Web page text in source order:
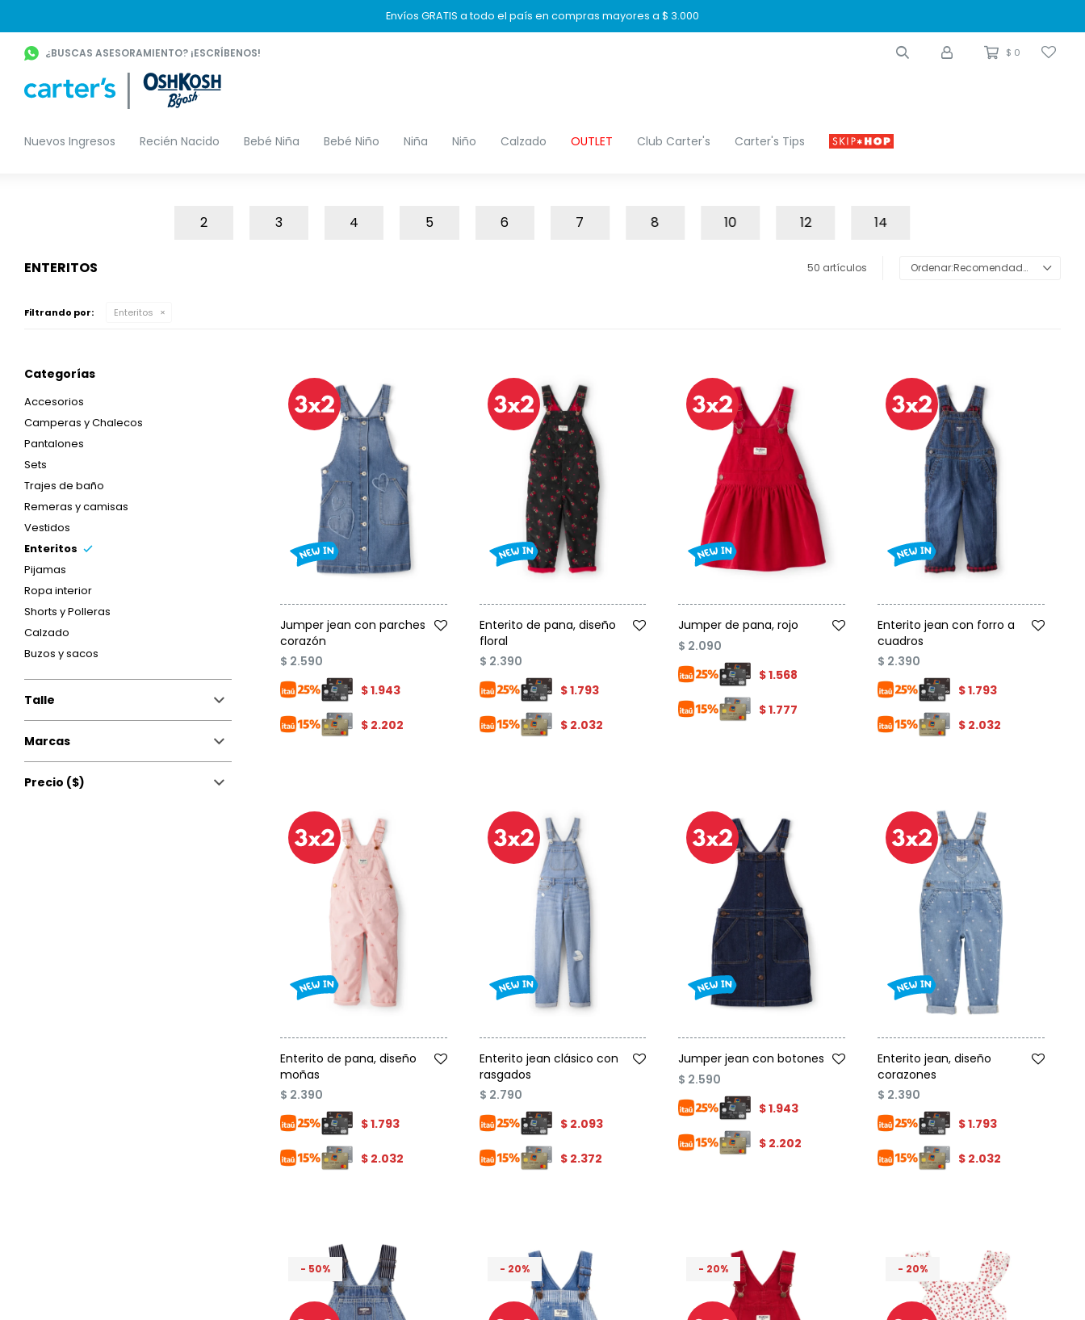
Envíos GRATIS a todo el país en compras mayores a $ 3.000
Nuevos Ingresos Recién Nacido Bebé Niña Bebé Niño Niña Niño Calzado OUTLET Club Carter's Carter's Tips
$ 0
¿BUSCAS ASESORAMIENTO? ¡ESCRÍBENOS!
2 3 4 5 6 7 8 10 12 14
ENTERITOS 50 artículos Recomendados
Filtrando por: Enteritos
Jumper jean con parches
corazón
$ 2.590
$1.943
$ 2.202
Enterito de pana, diseño
floral
$ 2.390
$1.793
$ 2.032
Jumper de pana, rojo
$ 2.090
$1.568
$1.777
Enterito jean con forro a
cuadros
$ 2.390
$1.793
$ 2.032
Enterito de pana, diseño
moñas
$ 2.390
$1.793
$ 2.032
Enterito jean clásico con
rasgados
$ 2.790
$ 2.093
$ 2.372
Jumper jean con botones
$ 2.590
$1.943
$ 2.202
Enterito jean, diseño
corazones
$ 2.390
$1.793
$ 2.032
50 20 20 20
Categorías
Accesorios
Camperas y Chalecos
Pantalones
Sets
Trajes de baño
Remeras y camisas
Vestidos
Enteritos
Pijamas
Ropa interior
Shorts y Polleras
Calzado
Buzos y sacos
Marcas
Talle
Precio ($)